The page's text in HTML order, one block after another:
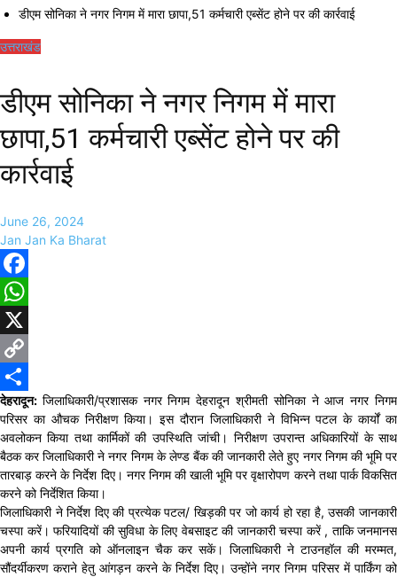
डीएम सोनिका ने नगर निगम में मारा छापा,51 कर्मचारी एब्सेंट होने पर की कार्रवाई
उत्तराखंड
डीएम सोनिका ने नगर निगम में मारा
छापा,51 कर्मचारी एब्सेंट होने पर की
कार्रवाई
June 26, 2024
Jan Jan Ka Bharat
Facebook
WhatsApp
X
Copy
Link
Share
देहरादून: जिलाधिकारी/प्रशासक नगर निगम देहरादून श्रीमती सोनिका ने आज नगर निगम
परिसर का औचक निरीक्षण किया। इस दौरान जिलाधिकारी ने विभिन्न पटल के कार्यों का
अवलोकन किया तथा कार्मिकों की उपस्थिति जांची। निरीक्षण उपरान्त अधिकारियों के साथ
बैठक कर जिलाधिकारी ने नगर निगम के लेण्ड बैंक की जानकारी लेते हुए नगर निगम की भूमि पर
तारबाड़ करने के निर्देश दिए। नगर निगम की खाली भूमि पर वृक्षारोपण करने तथा पार्क विकसित
करने को निर्देशित किया।
जिलाधिकारी ने निर्देश दिए की प्रत्येक पटल/ खिड़की पर जो कार्य हो रहा है, उसकी जानकारी
चस्पा करें। फरियादियों की सुविधा के लिए वेबसाइट की जानकारी चस्पा करें , ताकि जनमानस
अपनी कार्य प्रगति को ऑनलाइन चैक कर सकें। जिलाधिकारी ने टाउनहॉल की मरम्मत,
सौंदर्यीकरण कराने हेतु आंगड़न करने के निर्देश दिए। उन्होंने नगर निगम परिसर में पार्किंग को